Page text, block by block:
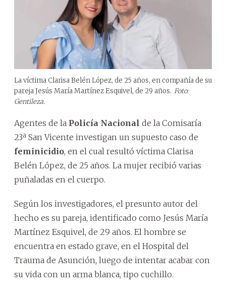
La víctima Clarisa Belén López, de 25 años, en compañía de su
pareja Jesús María Martínez Esquivel, de 29 años. Foto:
Gentileza.
Agentes de la Policía Nacional de la Comisaría
23ª San Vicente investigan un supuesto caso de
feminicidio, en el cual resultó víctima Clarisa
Belén López, de 25 años. La mujer recibió varias
puñaladas en el cuerpo.
Según los investigadores, el presunto autor del
hecho es su pareja, identificado como Jesús María
Martínez Esquivel, de 29 años. El hombre se
encuentra en estado grave, en el Hospital del
Trauma de Asunción, luego de intentar acabar con
su vida con un arma blanca, tipo cuchillo.